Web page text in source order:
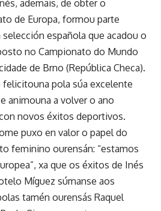
ademais, de obter o
de Europa, formou parte
selección española que acadou o
no Campionato do Mundo
de Brno (República Checa).
felicitouna pola súa excelente
animouna a volver o ano
novos éxitos deportivos.
puxo en valor o papel do
feminino ourensán: “estamos
xa que os éxitos de Inés
Míguez súmanse aos
tamén ourensás Raquel